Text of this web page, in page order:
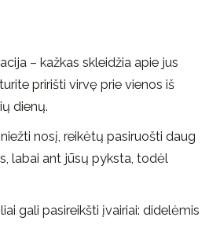
– kažkas skleidžia apie jus
pririšti virvę prie vienos iš
dienų.
nosį, reikėtų pasiruošti daug
labai ant jūsų pyksta, todėl
gali pasireikšti įvairiai: didelėmis